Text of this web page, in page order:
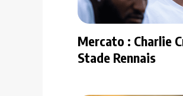
Mercato : Charlie
Stade Rennais